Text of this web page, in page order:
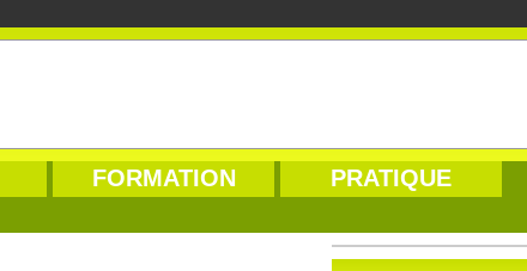
FORMATION PRATIQUE